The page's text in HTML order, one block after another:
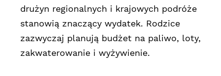
drużyn regionalnych i krajowych podróże
stanowią znaczący wydatek. Rodzice
zazwyczaj planują budżet na paliwo, loty,
zakwaterowanie i wyżywienie.